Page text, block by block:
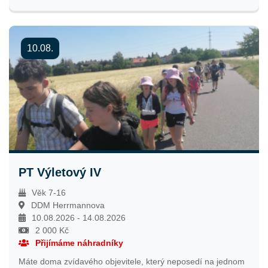
bude spuštěno 2. 2. 2026 ve 12:00 hodin.
10.08.
PT Výletový IV
Věk 7-16
DDM Herrmannova
10.08.2026 - 14.08.2026
2 000 Kč
Přijímáme náhradníky
Máte doma zvídavého objevitele, který neposedí na jednom